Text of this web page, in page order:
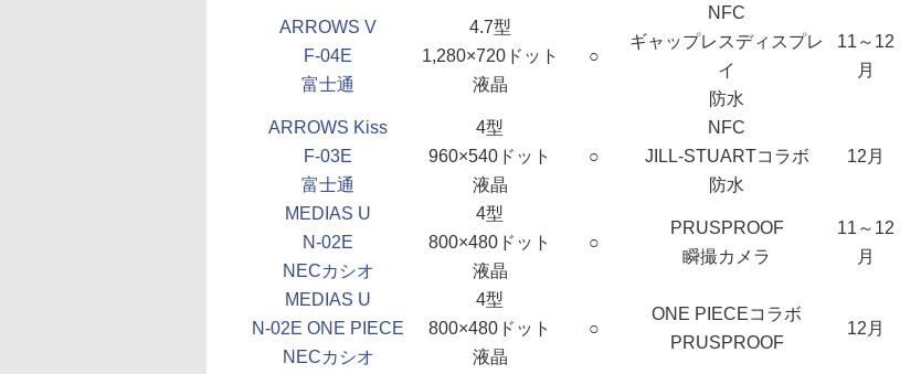
ARROWS V
F-04E
富士通
4.7型
1,280×720ドット
液晶
○
NFC
ギャップレスディスプレ
イ
防水
11～12
月
ARROWS Kiss
F-03E
富士通
4型
960×540ドット
液晶
○
NFC
JILL-STUARTコラボ
防水
12月
MEDIAS U
N-02E
NECカシオ
4型
800×480ドット
液晶
○
PRUSPROOF
瞬撮カメラ
11～12
月
MEDIAS U
N-02E ONE PIECE
NECカシオ
4型
800×480ドット
液晶
○
ONE PIECEコラボ
PRUSPROOF
12月